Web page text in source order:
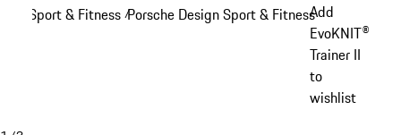
Sport & Fitness /Porsche Design Sport & Fitness/
Add
EvoKNIT®
Trainer II
to
wishlist